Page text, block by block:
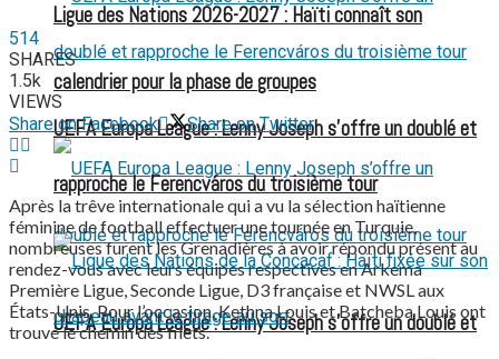
Ligue des Nations 2026-2027 : Haïti connaît son
calendrier pour la phase de groupes
UEFA Europa League : Lenny Joseph s’offre un doublé et
UEFA Europa League : Lenny Joseph s’offre un doublé et
rapproche le Ferencváros du troisième tour
514
SHARES
1.5k
VIEWS
Share on Facebook
Share on Twitter
Après la trêve internationale qui a vu la sélection haïtienne
féminine de football effectuer une tournée en Turquie,
nombreuses furent les Grenadières à avoir répondu présent au
rendez-vous avec leurs équipes respectives en Arkema
Première Ligue, Seconde Ligue, D3 française et NWSL aux
États-Unis. Pour l’occasion, Kethna Louis et Batcheba Louis ont
trouvé le chemin des filets.